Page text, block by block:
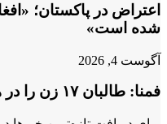
اعتراض در پاکستان؛
شده است»
آگوست 4, 2026
فمنا: طالبان ۱۷ زن را در هرات بازداشت کرد